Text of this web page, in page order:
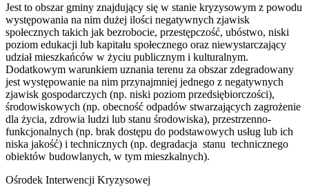
Jest to obszar gminy znajdujący się w stanie kryzysowym z powodu
występowania na nim dużej ilości negatywnych zjawisk
społecznych takich jak bezrobocie, przestępczość, ubóstwo, niski
poziom edukacji lub kapitału społecznego oraz niewystarczający
udział mieszkańców w życiu publicznym i kulturalnym.
Dodatkowym warunkiem uznania terenu za obszar zdegradowany
jest występowanie na nim przynajmniej jednego z negatywnych
zjawisk gospodarczych (np. niski poziom przedsiębiorczości),
środowiskowych (np. obecność odpadów stwarzających zagrożenie
dla życia, zdrowia ludzi lub stanu środowiska), przestrzenno-
funkcjonalnych (np. brak dostępu do podstawowych usług lub ich
niska jakość) i technicznych (np. degradacja stanu technicznego
obiektów budowlanych, w tym mieszkalnych).
Ośrodek Interwencji Kryzysowej